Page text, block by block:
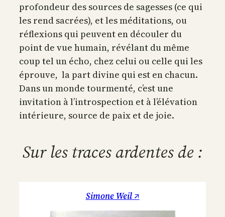
profondeur des sources de sagesses (ce qui
les rend sacrées), et les méditations, ou
réflexions qui peuvent en découler du
point de vue humain, révélant du même
coup tel un écho, chez celui ou celle qui les
éprouve, la part divine qui est en chacun.
Dans un monde tourmenté, c’est une
invitation à l’introspection et à l’élévation
intérieure, source de paix et de joie.
Sur les traces ardentes de :
Simone Weil ↗